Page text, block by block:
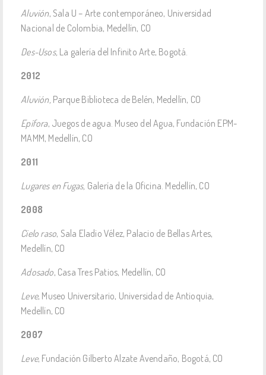
Aluvión, Sala U – Arte contemporáneo, Universidad
Nacional de Colombia, Medellín, CO
Des-Usos, La galería del Infinito Arte, Bogotá.
2012
Aluvión, Parque Biblioteca de Belén, Medellín, CO
Epífora, Juegos de agua. Museo del Agua, Fundación EPM-
MAMM, Medellín, CO
2011
Lugares en Fugas, Galería de la Oficina. Medellín, CO
2008
Cielo raso, Sala Eladio Vélez, Palacio de Bellas Artes,
Medellín, CO
Adosado, Casa Tres Patios, Medellín, CO
Leve, Museo Universitario, Universidad de Antioquia,
Medellín, CO
2007
Leve, Fundación Gilberto Alzate Avendaño, Bogotá, CO